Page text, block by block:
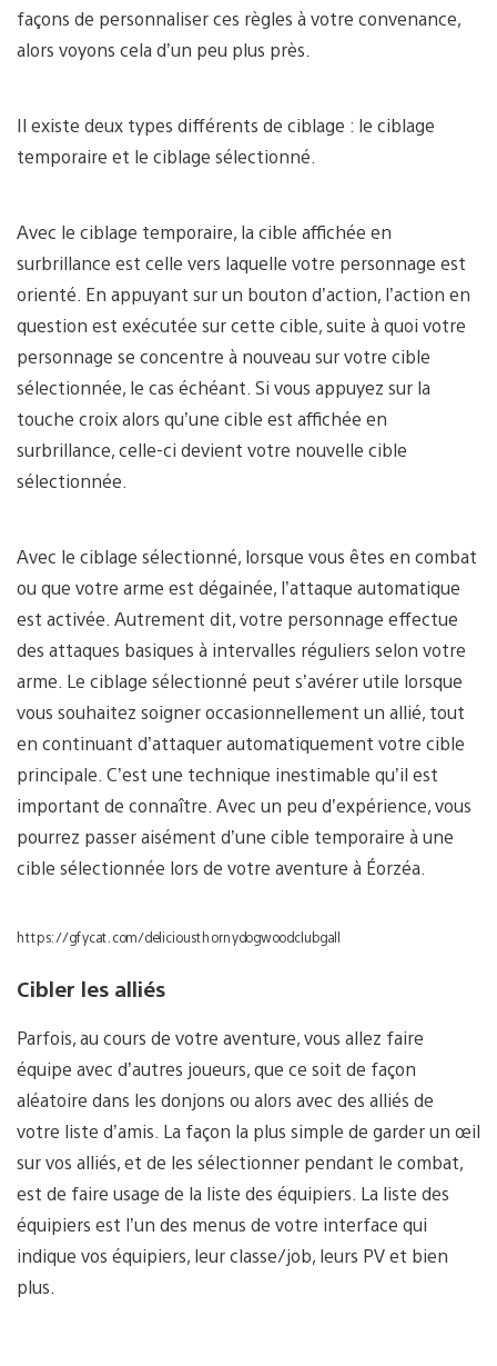
façons de personnaliser ces règles à votre convenance,
alors voyons cela d’un peu plus près.
Il existe deux types différents de ciblage : le ciblage
temporaire et le ciblage sélectionné.
Avec le ciblage temporaire, la cible affichée en
surbrillance est celle vers laquelle votre personnage est
orienté. En appuyant sur un bouton d’action, l’action en
question est exécutée sur cette cible, suite à quoi votre
personnage se concentre à nouveau sur votre cible
sélectionnée, le cas échéant. Si vous appuyez sur la
touche croix alors qu’une cible est affichée en
surbrillance, celle-ci devient votre nouvelle cible
sélectionnée.
Avec le ciblage sélectionné, lorsque vous êtes en combat
ou que votre arme est dégainée, l’attaque automatique
est activée. Autrement dit, votre personnage effectue
des attaques basiques à intervalles réguliers selon votre
arme. Le ciblage sélectionné peut s’avérer utile lorsque
vous souhaitez soigner occasionnellement un allié, tout
en continuant d’attaquer automatiquement votre cible
principale. C’est une technique inestimable qu’il est
important de connaître. Avec un peu d’expérience, vous
pourrez passer aisément d’une cible temporaire à une
cible sélectionnée lors de votre aventure à Éorzéa.
https://gfycat.com/deliciousthornydogwoodclubgall
Cibler les alliés
Parfois, au cours de votre aventure, vous allez faire
équipe avec d’autres joueurs, que ce soit de façon
aléatoire dans les donjons ou alors avec des alliés de
votre liste d’amis. La façon la plus simple de garder un œil
sur vos alliés, et de les sélectionner pendant le combat,
est de faire usage de la liste des équipiers. La liste des
équipiers est l’un des menus de votre interface qui
indique vos équipiers, leur classe/job, leurs PV et bien
plus.